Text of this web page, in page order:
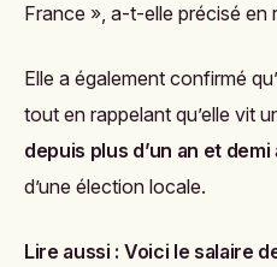
France », a-t-elle précisé en
Elle a également confirmé
tout en rappelant qu’elle vit
depuis plus d’un an et demi
d’une élection locale.
Lire aussi : Voici le salaire